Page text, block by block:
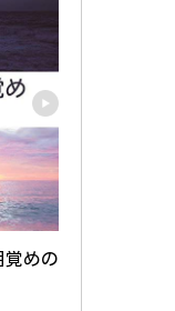
覚めの